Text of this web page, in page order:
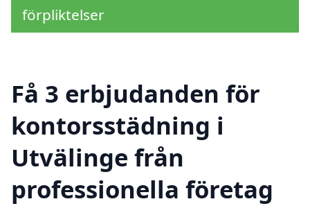
förpliktelser
Få 3 erbjudanden för
kontorsstädning i
Utvälinge från
professionella företag